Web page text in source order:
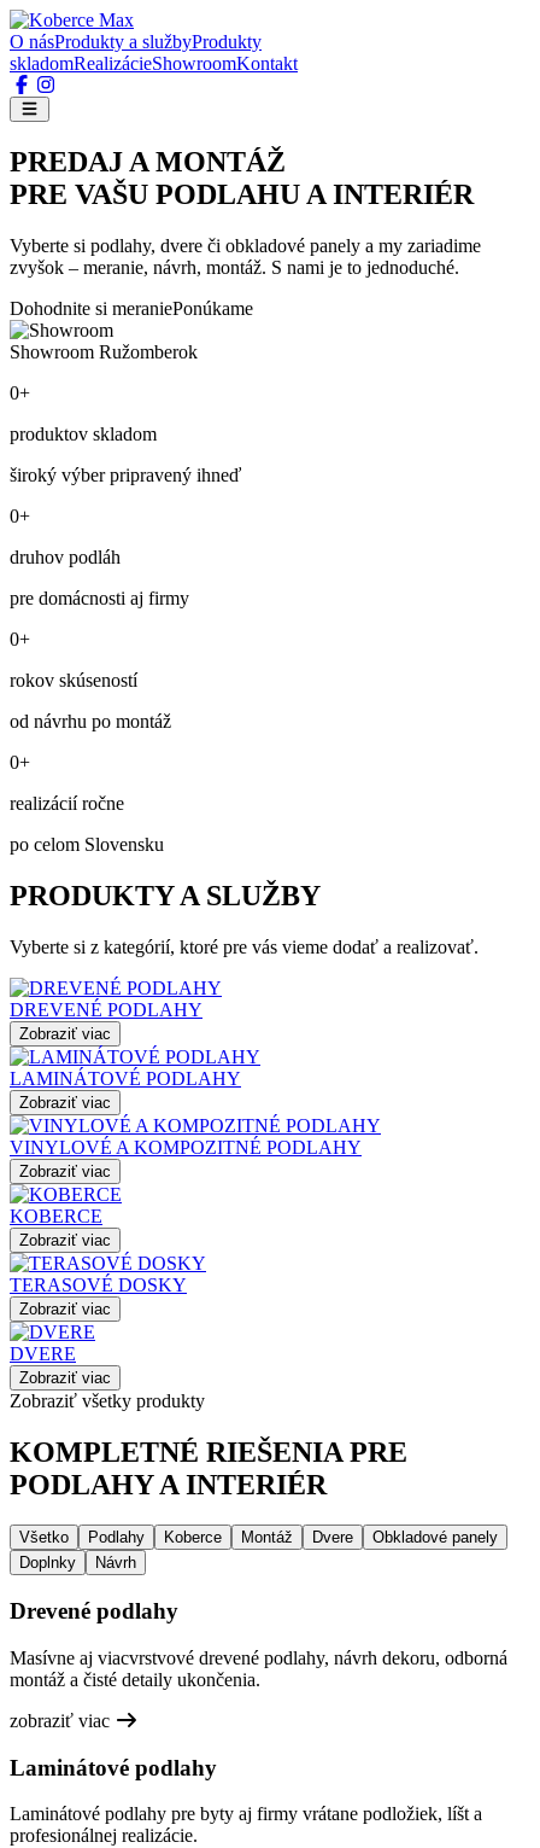
O násProdukty a službyProdukty
skladomRealizácieShowroomKontakt
PREDAJ A MONTÁŽ
PRE VAŠU PODLAHU A INTERIÉR
Vyberte si podlahy, dvere či obkladové panely a my zariadime
zvyšok – meranie, návrh, montáž. S nami je to jednoduché.
Dohodnite si meraniePonúkame
Showroom Ružomberok
0+
produktov skladom
široký výber pripravený ihneď
0+
druhov podláh
pre domácnosti aj firmy
0+
rokov skúseností
od návrhu po montáž
0+
realizácií ročne
po celom Slovensku
PRODUKTY A SLUŽBY
Vyberte si z kategórií, ktoré pre vás vieme dodať a realizovať.
DREVENÉ PODLAHY
Zobraziť viac
LAMINÁTOVÉ PODLAHY
Zobraziť viac
VINYLOVÉ A KOMPOZITNÉ PODLAHY
Zobraziť viac
KOBERCE
Zobraziť viac
TERASOVÉ DOSKY
Zobraziť viac
DVERE
Zobraziť viac
Zobraziť všetky produkty
KOMPLETNÉ RIEŠENIA PRE
PODLAHY A INTERIÉR
Všetko Podlahy Koberce Montáž Dvere
Obkladové panely
Doplnky
Návrh
Drevené podlahy
Masívne aj viacvrstvové drevené podlahy, návrh dekoru, odborná
montáž a čisté detaily ukončenia.
zobraziť viac
Laminátové podlahy
Laminátové podlahy pre byty aj firmy vrátane podložiek, líšt a
profesionálnej realizácie.